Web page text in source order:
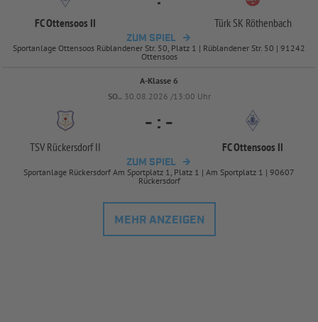
FC Ottensoos II Türk SK Röthenbach
ZUM SPIEL
Sportanlage Ottensoos Rüblandener Str. 50, Platz 1 | Rüblandener Str. 50 | 91242
Ottensoos
A-Klasse 6
SO.. 30.08.2026 /13:00 Uhr
TSV Rückersdorf II
- : -
FC Ottensoos II
ZUM SPIEL
Sportanlage Rückersdorf Am Sportplatz 1, Platz 1 | Am Sportplatz 1 | 90607
Rückersdorf
MEHR ANZEIGEN